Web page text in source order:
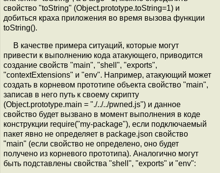
свойство "toString" (Object.prototype.toString=1) и
добиться краха приложения во время вызова функции
toString().
В качестве примера ситуаций, которые могут
привести к выполнению кода атакующего, приводится
создание свойств "main", "shell", "exports",
"contextExtensions" и "env". Например, атакующий может
создать в корневом прототипе объекта свойство "main",
записав в него путь к своему скрипту
(Object.prototype.main = "./../../pwned.js") и данное
свойство будет вызвано в момент выполнения в коде
конструкции require("my-package"), если подключаемый
пакет явно не определяет в package.json свойство
"main" (если свойство не определено, оно будет
получено из корневого прототипа). Аналогично могут
быть подставлены свойства "shell", "exports" и "env":